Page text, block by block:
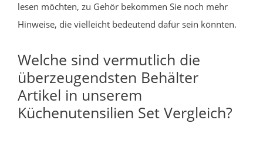
lesen möchten, zu Gehör bekommen Sie noch mehr
Hinweise, die vielleicht bedeutend dafür sein könnten.
Welche sind vermutlich die
überzeugendsten Behälter
Artikel in unserem
Küchenutensilien Set Vergleich?